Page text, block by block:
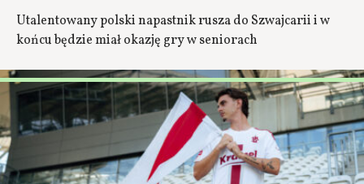
Utalentowany polski napastnik rusza do Szwajcarii i w
końcu będzie miał okazję gry w seniorach